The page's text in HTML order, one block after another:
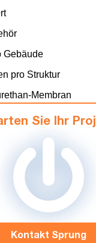
Gebäude
pro Struktur
Membran
Sie Ihr
Kontakt Sprung